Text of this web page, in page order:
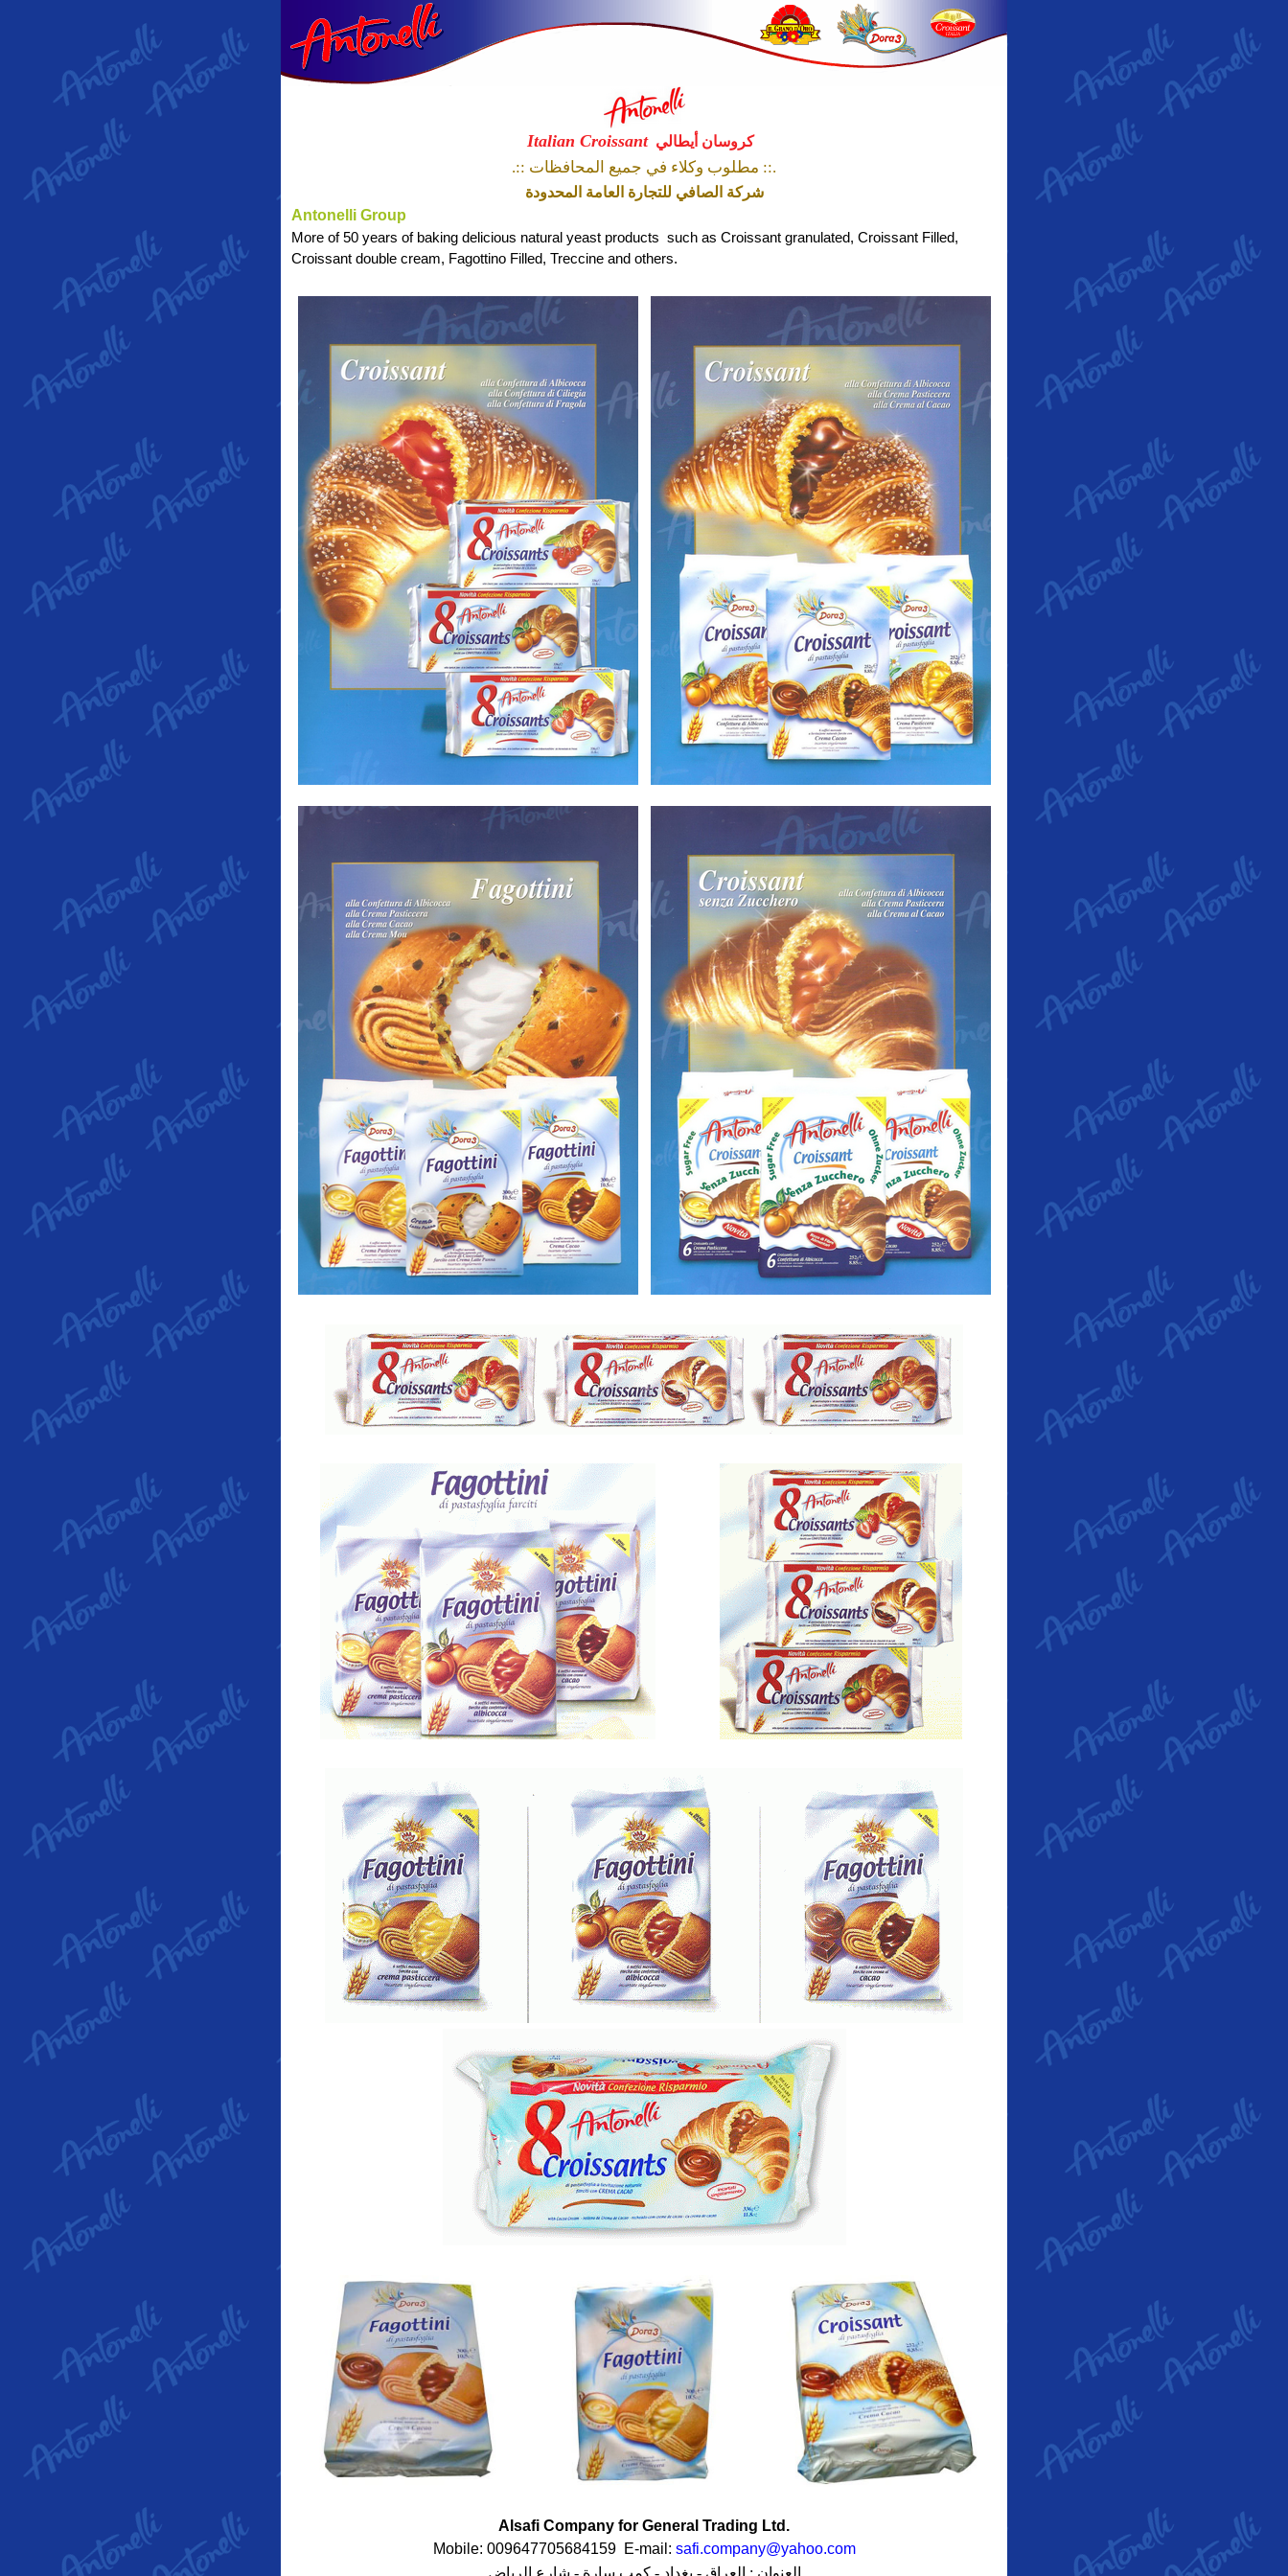
كروسان أيطالي Italian Croissant
.:: مطلوب وكلاء في جميع المحافظات ::.
شركة الصافي للتجارة العامة المحدودة
Antonelli Group
More of 50 years of baking delicious natural yeast products such as Croissant granulated, Croissant Filled,
Croissant double cream, Fagottino Filled, Treccine and others.
Alsafi Company for General Trading Ltd.
Mobile: 009647705684159 E-mail: safi.company@yahoo.com
العنوان : العراق - بغداد - كمب سارة - شارع الرياض